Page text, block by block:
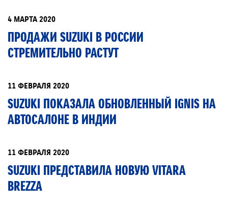
4 МАРТА 2020
ПРОДАЖИ SUZUKI В РОССИИ
СТРЕМИТЕЛЬНО РАСТУТ
11 ФЕВРАЛЯ 2020
SUZUKI ПОКАЗАЛА ОБНОВЛЕННЫЙ IGNIS НА
АВТОСАЛОНЕ В ИНДИИ
11 ФЕВРАЛЯ 2020
SUZUKI ПРЕДСТАВИЛА НОВУЮ VITARA
BREZZA